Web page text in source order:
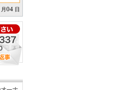
月04 日